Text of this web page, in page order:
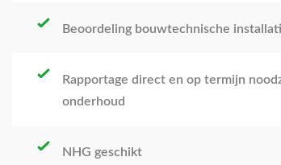
Beoordeling bouwtechnische
Rapportage direct en op termijn
onderhoud
NHG geschikt